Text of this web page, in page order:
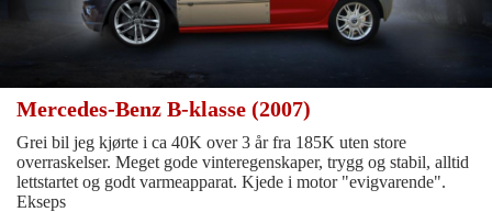
Mercedes-Benz B-klasse (2007)
Grei bil jeg kjørte i ca 40K over 3 år fra 185K uten store
overraskelser. Meget gode vinteregenskaper, trygg og stabil, alltid
lettstartet og godt varmeapparat. Kjede i motor "evigvarende".
Ekseps